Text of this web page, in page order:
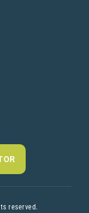
reserved.